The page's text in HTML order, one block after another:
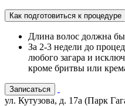
Как подготовиться к процедуре
Длина волос должна
За 2-3 недели до
любого загара и
кроме бритвы или
Записаться
ул. Кутузова, д. 17а (Парк